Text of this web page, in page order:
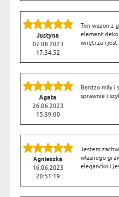
Justyna
07.08.2023
17:34:52
Ten wazon z
element
wnętrza i
Agata
26.06.2023
15:39:00
Bardzo miły i
sprawnie i
Agnieszka
16.06.2023
20:51:19
Jestem
własnego
elegancko i